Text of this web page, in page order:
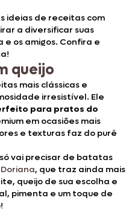
ideias de receitas com
a diversificar suas
os amigos. Confira e
queijo
mais clássicas e
irresistível. Ele
para pratos do
em ocasiões mais
e texturas faz do purê
vai precisar de batatas
, que traz ainda mais
queijo de sua escolha e
pimenta e um toque de